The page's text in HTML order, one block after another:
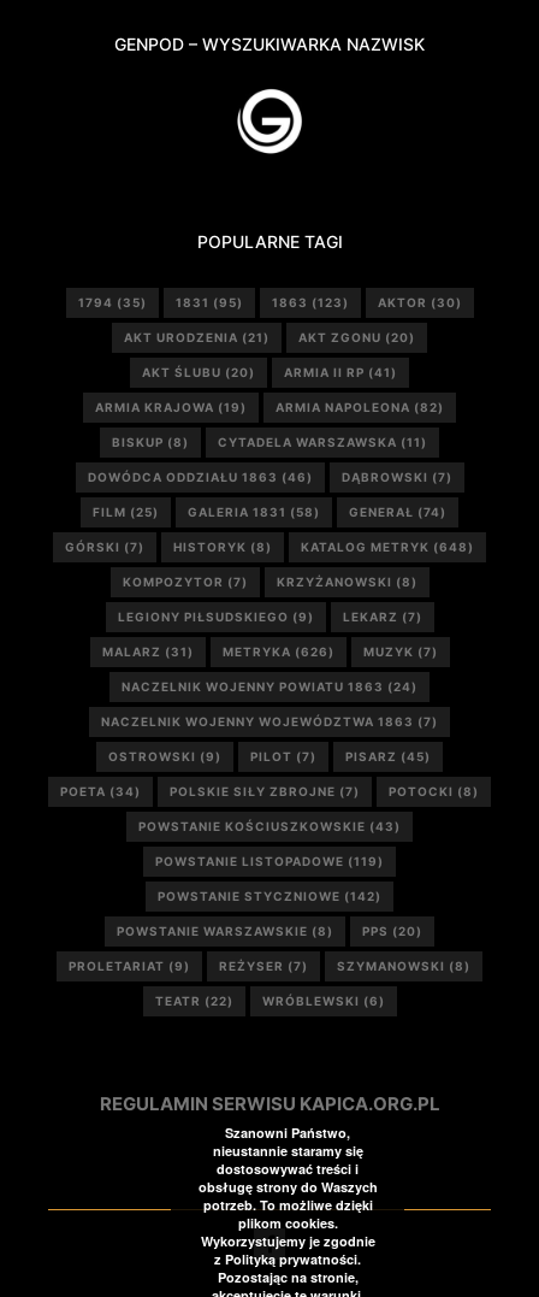
GENPOD – WYSZUKIWARKA NAZWISK
POPULARNE TAGI
1794 (35) 1831 (95) 1863 (123) AKTOR (30)
AKT URODZENIA (21) AKT ZGONU (20)
AKT ŚLUBU (20) ARMIA II RP (41)
ARMIA KRAJOWA (19) ARMIA NAPOLEONA (82)
BISKUP (8) CYTADELA WARSZAWSKA (11)
DOWÓDCA ODDZIAŁU 1863 (46) DĄBROWSKI (7)
FILM (25) GALERIA 1831 (58) GENERAŁ (74)
GÓRSKI (7) HISTORYK (8) KATALOG METRYK (648)
KOMPOZYTOR (7) KRZYŻANOWSKI (8)
LEGIONY PIŁSUDSKIEGO (9) LEKARZ (7)
MALARZ (31) METRYKA (626) MUZYK (7)
NACZELNIK WOJENNY POWIATU 1863 (24)
NACZELNIK WOJENNY WOJEWÓDZTWA 1863 (7)
OSTROWSKI (9) PILOT (7) PISARZ (45)
POETA (34) POLSKIE SIŁY ZBROJNE (7) POTOCKI (8)
POWSTANIE KOŚCIUSZKOWSKIE (43)
POWSTANIE LISTOPADOWE (119)
POWSTANIE STYCZNIOWE (142)
POWSTANIE WARSZAWSKIE (8) PPS (20)
PROLETARIAT (9) REŻYSER (7) SZYMANOWSKI (8)
TEATR (22) WRÓBLEWSKI (6)
REGULAMIN SERWISU KAPICA.ORG.PL
Szanowni Państwo,
nieustannie staramy się
dostosowywać treści i
obsługę strony do Waszych
potrzeb. To możliwe dzięki
plikom cookies.
Wykorzystujemy je zgodnie
z Polityką prywatności.
Pozostając na stronie,